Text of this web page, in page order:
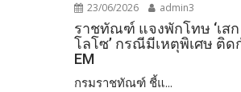
23/06/2026 admin3
ราชทัณฑ์ แจงพักโทษ ‘เสก
โลโซ’ กรณีมีเหตุพิเศษ ติด
EM
กรมราชทัณฑ์ ชี้แ...